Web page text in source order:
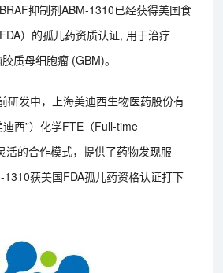
抑制剂ABM-1310已经获得美国食
）的孤儿药资质认证, 用于治疗
质母细胞瘤 (GBM)。
研发中，上海美迪西生物医药股份有
西”）化学FTE（Full-time
活的合作模式，提供了药物发现服
获美国FDA孤儿药资格认证打下